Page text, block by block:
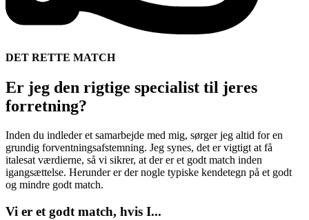
DET RETTE MATCH
Er jeg den rigtige specialist til jeres
forretning?
Inden du indleder et samarbejde med mig, sørger jeg altid for en
grundig forventningsafstemning. Jeg synes, det er vigtigt at få
italesat værdierne, så vi sikrer, at der er et godt match inden
igangsættelse. Herunder er der nogle typiske kendetegn på et godt
og mindre godt match.
Vi er et godt match, hvis I...